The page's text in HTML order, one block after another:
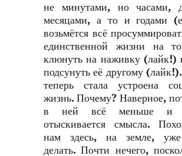
не минутами, но часами,
месяцами, а то и годами
возьмётся всё
единственной жизни на
клюнуть на наживку (лайк!)
подсунуть её другому
теперь стала устроена
жизнь. Почему? Наверное,
в ней всё меньше и
отыскивается смысла.
нам здесь, на земле, уже
делать. Почти нечего,